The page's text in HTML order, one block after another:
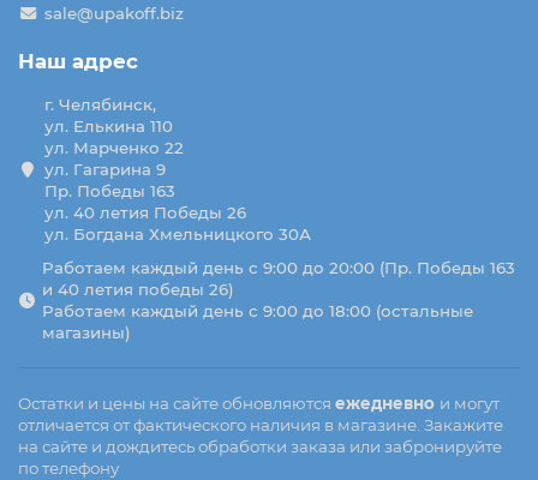
sale@upakoff.biz
Наш адрес
г. Челябинск,
ул. Елькина 110
ул. Марченко 22
ул. Гагарина 9
Пр. Победы 163
ул. 40 летия Победы 26
ул. Богдана Хмельницкого 30А
Работаем каждый день с 9:00 до 20:00 (Пр. Победы 163
и 40 летия победы 26)
Работаем каждый день с 9:00 до 18:00 (остальные
магазины)
Остатки и цены на сайте обновляются ежедневно и могут
отличается от фактического наличия в магазине. Закажите
на сайте и дождитесь обработки заказа или забронируйте
по телефону